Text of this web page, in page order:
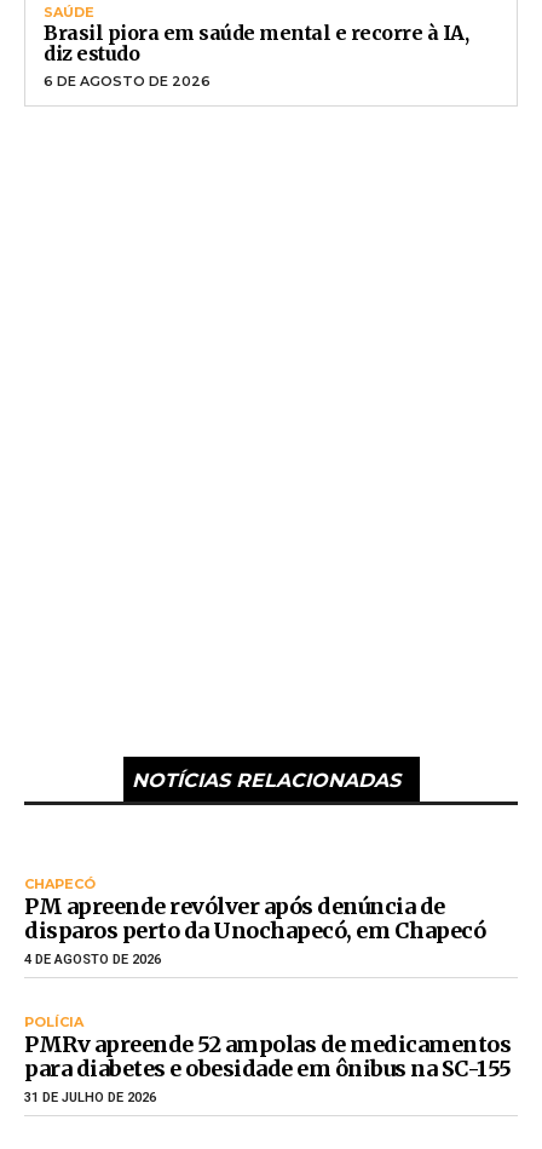
SAÚDE
Brasil piora em saúde mental e recorre à IA,
diz estudo
6 DE AGOSTO DE 2026
NOTÍCIAS RELACIONADAS
CHAPECÓ
PM apreende revólver após denúncia de
disparos perto da Unochapecó, em Chapecó
4 DE AGOSTO DE 2026
POLÍCIA
PMRv apreende 52 ampolas de medicamentos
para diabetes e obesidade em ônibus na SC-155
31 DE JULHO DE 2026